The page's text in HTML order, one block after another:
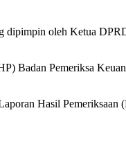
dipimpin oleh Ketua
Badan Pemeriksa
Hasil